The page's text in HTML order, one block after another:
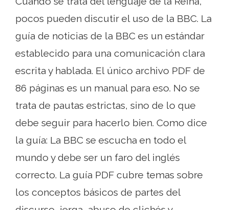
pocos pueden discutir el uso de la BBC. La
guía de noticias de la BBC es un estándar
establecido para una comunicación clara
escrita y hablada. El único archivo PDF de
86 páginas es un manual para eso. No se
trata de pautas estrictas, sino de lo que
debe seguir para hacerlo bien. Como dice
la guía: La BBC se escucha en todo el
mundo y debe ser un faro del inglés
correcto. La guía PDF cubre temas sobre
los conceptos básicos de partes del